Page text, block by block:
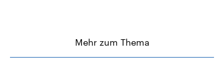
Mehr zum Thema